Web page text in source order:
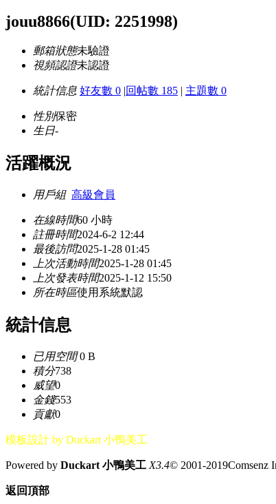
jouu8866(UID: 2251998)
郵箱狀態未驗證
視頻認證未認證
統計信息 好友數 0 |回帖數 185 | 主題數 0
性別保密
生日-
活躍概況
用戶組 高級會員
在線時間60 小時
註冊時間2024-6-2 12:44
最後訪問2025-1-28 01:45
上次活動時間2025-1-28 01:45
上次發表時間2025-1-12 15:50
所在時區使用系統默認
統計信息
已用空間0 B
積分738
威望0
金錢553
貢獻0
模板設計 by Duckart 小鴨美工
Powered by Duckart 小鴨美工 X3.4© 2001-2019Comsenz
返回頂部